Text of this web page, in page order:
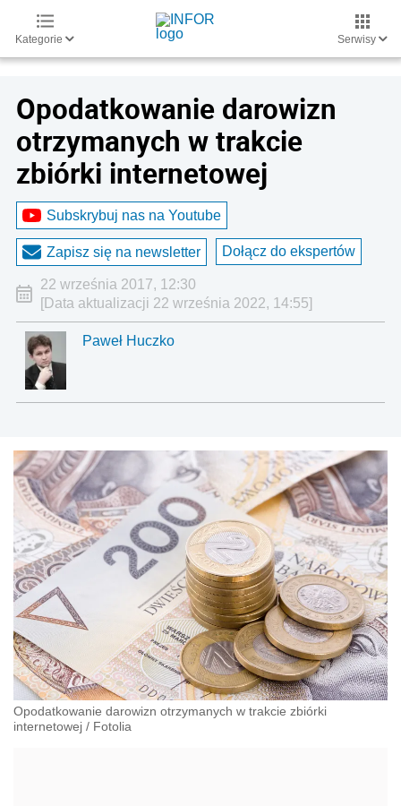
Kategorie Serwisy
Opodatkowanie darowizn
otrzymanych w trakcie
zbiórki internetowej
Subskrybuj nas na Youtube
Zapisz się na newsletter Dołącz do ekspertów
22 września 2017, 12:30
[Data aktualizacji 22 września 2022, 14:55]
Paweł Huczko
Opodatkowanie darowizn otrzymanych w trakcie zbiórki
internetowej / Fotolia